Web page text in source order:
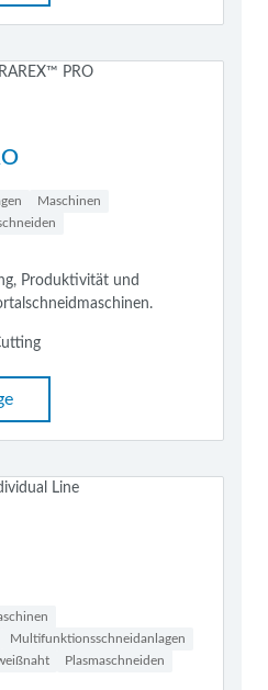
Maschinen
Produktivität und
Multifunktionsschneidanlagen
Plasmaschneiden